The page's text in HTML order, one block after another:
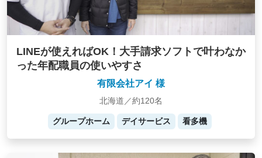
LINEが使えればOK！大手請求ソフトで叶わなか
った年配職員の使いやすさ
有限会社アイ 様
北海道／約120名
グループホーム デイサービス 看多機